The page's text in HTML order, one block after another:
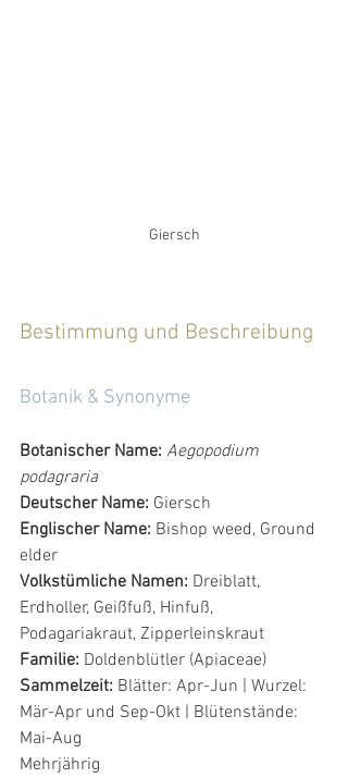
Giersch
Bestimmung und Beschreibung
Botanik & Synonyme
Botanischer Name: Aegopodium
podagraria
Deutscher Name: Giersch
Englischer Name: Bishop weed, Ground
elder
Volkstümliche Namen: Dreiblatt,
Erdholler, Geißfuß, Hinfuß,
Podagariakraut, Zipperleinskraut
Familie: Doldenblütler (Apiaceae)
Sammelzeit: Blätter: Apr-Jun | Wurzel:
Mär-Apr und Sep-Okt | Blütenstände:
Mai-Aug
Mehrjährig